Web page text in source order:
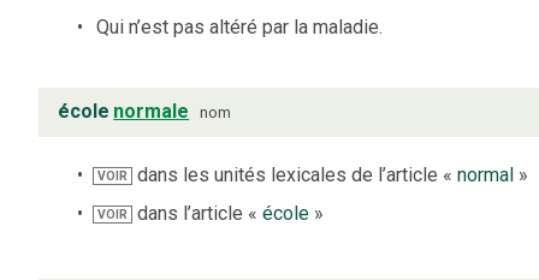
Qui n’est pas altéré par la maladie.
école normale nom
VOIR dans les unités lexicales de l’article «normal »
VOIR dans l’article «école »